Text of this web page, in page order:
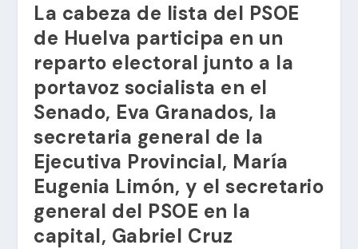
La cabeza de lista del PSOE
de Huelva participa en un
reparto electoral junto a la
portavoz socialista en el
Senado, Eva Granados, la
secretaria general de la
Ejecutiva Provincial, María
Eugenia Limón, y el secretario
general del PSOE en la
capital, Gabriel Cruz